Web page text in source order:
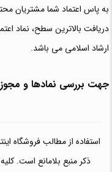
به پاس اعتماد شما مشتریان
دریافت بالاترین سطح، نماد
ارشاد اسلامی می باشد.
جهت بررسی نمادها و
استفاده از مطالب فروشگاه
ذکر منبع بلامانع است.